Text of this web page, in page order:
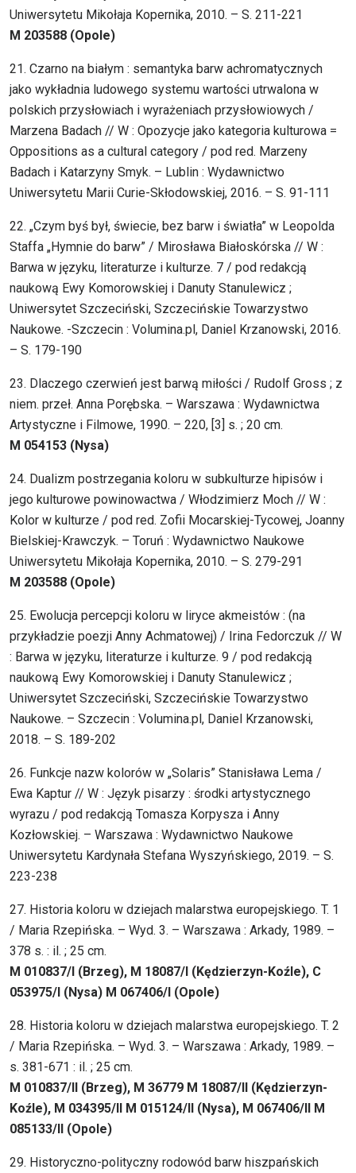
Uniwersytetu Mikołaja Kopernika, 2010. – S. 211-221
M 203588 (Opole)
21. Czarno na białym : semantyka barw achromatycznych
jako wykładnia ludowego systemu wartości utrwalona w
polskich przysłowiach i wyrażeniach przysłowiowych /
Marzena Badach // W : Opozycje jako kategoria kulturowa =
Oppositions as a cultural category / pod red. Marzeny
Badach i Katarzyny Smyk. – Lublin : Wydawnictwo
Uniwersytetu Marii Curie-Skłodowskiej, 2016. – S. 91-111
22. „Czym byś był, świecie, bez barw i światła” w Leopolda
Staffa „Hymnie do barw” / Mirosława Białoskórska // W :
Barwa w języku, literaturze i kulturze. 7 / pod redakcją
naukową Ewy Komorowskiej i Danuty Stanulewicz ;
Uniwersytet Szczeciński, Szczecińskie Towarzystwo
Naukowe. -Szczecin : Volumina.pl, Daniel Krzanowski, 2016.
– S. 179-190
23. Dlaczego czerwień jest barwą miłości / Rudolf Gross ; z
niem. przeł. Anna Porębska. – Warszawa : Wydawnictwa
Artystyczne i Filmowe, 1990. – 220, [3] s. ; 20 cm.
M 054153 (Nysa)
24. Dualizm postrzegania koloru w subkulturze hipisów i
jego kulturowe powinowactwa / Włodzimierz Moch // W :
Kolor w kulturze / pod red. Zofii Mocarskiej-Tycowej, Joanny
Bielskiej-Krawczyk. – Toruń : Wydawnictwo Naukowe
Uniwersytetu Mikołaja Kopernika, 2010. – S. 279-291
M 203588 (Opole)
25. Ewolucja percepcji koloru w liryce akmeistów : (na
przykładzie poezji Anny Achmatowej) / Irina Fedorczuk // W
: Barwa w języku, literaturze i kulturze. 9 / pod redakcją
naukową Ewy Komorowskiej i Danuty Stanulewicz ;
Uniwersytet Szczeciński, Szczecińskie Towarzystwo
Naukowe. – Szczecin : Volumina.pl, Daniel Krzanowski,
2018. – S. 189-202
26. Funkcje nazw kolorów w „Solaris” Stanisława Lema /
Ewa Kaptur // W : Język pisarzy : środki artystycznego
wyrazu / pod redakcją Tomasza Korpysza i Anny
Kozłowskiej. – Warszawa : Wydawnictwo Naukowe
Uniwersytetu Kardynała Stefana Wyszyńskiego, 2019. – S.
223-238
27. Historia koloru w dziejach malarstwa europejskiego. T. 1
/ Maria Rzepińska. – Wyd. 3. – Warszawa : Arkady, 1989. –
378 s. : il. ; 25 cm.
M 010837/I (Brzeg), M 18087/I (Kędzierzyn-Koźle), C
053975/I (Nysa) M 067406/I (Opole)
28. Historia koloru w dziejach malarstwa europejskiego. T. 2
/ Maria Rzepińska. – Wyd. 3. – Warszawa : Arkady, 1989. –
s. 381-671 : il. ; 25 cm.
M 010837/II (Brzeg), M 36779 M 18087/II (Kędzierzyn-
Koźle), M 034395/II M 015124/II (Nysa), M 067406/II M
085133/II (Opole)
29. Historyczno-polityczny rodowód barw hiszpańskich